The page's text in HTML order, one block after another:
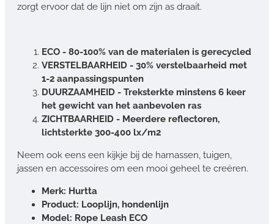
zorgt ervoor dat de lijn niet om zijn as draait.
ECO - 80-100% van de materialen is gerecycled
VERSTELBAARHEID - 30% verstelbaarheid met
1-2 aanpassingspunten
DUURZAAMHEID - Treksterkte minstens 6 keer
het gewicht van het aanbevolen ras
ZICHTBAARHEID - Meerdere reflectoren,
lichtsterkte 300-400 lx/m2
Neem ook eens een kijkje bij de harnassen, tuigen,
jassen en accessoires om een mooi geheel te creëren.
Merk: Hurtta
Product: Looplijn, hondenlijn
Model: Rope Leash ECO